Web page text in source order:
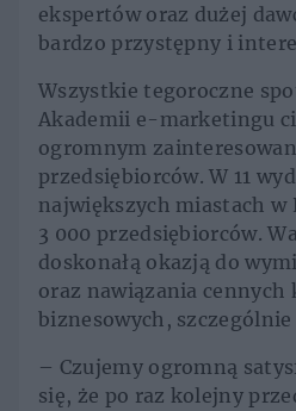
ekspertów oraz dużej
bardzo przystępny i
Wszystkie tegoroczne
Akademii e-marketingu
ogromnym
przedsiębiorców. W 11
największych miastach w
3 000 przedsiębiorców.
doskonałą okazją do
oraz nawiązania
biznesowych,
– Czujemy ogromną
się, że po raz kolejny